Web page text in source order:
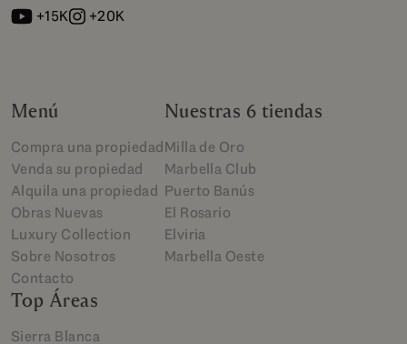
+15K
+20K
Menú
Compra una propiedad
Venda su propiedad
Alquila una propiedad
Obras Nuevas
Luxury Collection
Sobre Nosotros
Contacto
Nuestras 6 tiendas
Milla de Oro
Marbella Club
Puerto Banús
El Rosario
Elviria
Marbella Oeste
Top Áreas
Sierra Blanca